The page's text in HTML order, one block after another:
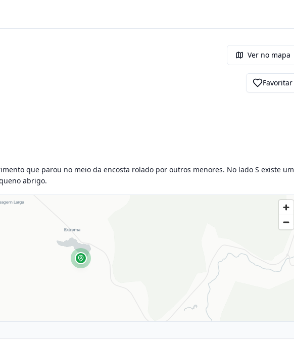
Ver no mapa
Favoritar
que parou no meio da encosta rolado por outros menores. No lado S existe um
abrigo.